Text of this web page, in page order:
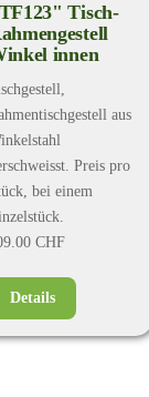
Tisch-
innen
aus
Preis pro
bei einem
CHF
Details